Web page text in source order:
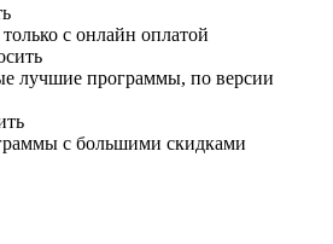
с онлайн оплатой
лучшие программы, по версии
с большими скидками